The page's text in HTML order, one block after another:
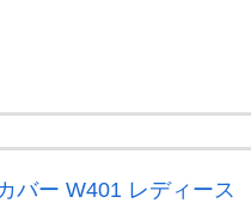
バー W401 レディース